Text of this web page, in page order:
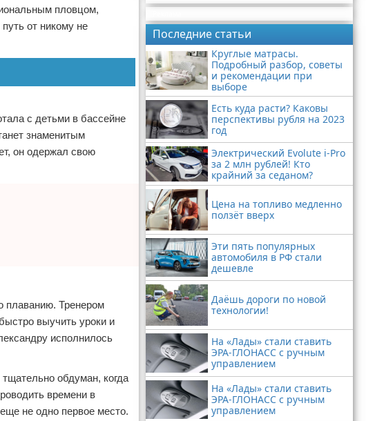
пловцом,
от никому не
с детьми в бассейне
знаменитым
он одержал свою
плаванию. Тренером
выучить уроки и
исполнилось
обдуман, когда
времени в
не одно первое место.
Последние статьи
Круглые матрасы.
Подробный разбор, советы
и рекомендации при
выборе
Есть куда расти? Каковы
перспективы рубля на 2023
год
Электрический Evolute i-Pro
за 2 млн рублей! Кто
крайний за седаном?
Цена на топливо медленно
ползёт вверх
Эти пять популярных
автомобиля в РФ стали
дешевле
Даёшь дороги по новой
технологии!
На «Лады» стали ставить
ЭРА-ГЛОНАСС с ручным
управлением
На «Лады» стали ставить
ЭРА-ГЛОНАСС с ручным
управлением